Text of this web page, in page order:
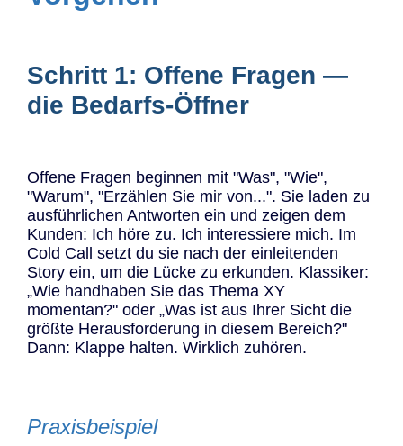
Schritt 1: Offene Fragen —
die Bedarfs-Öffner
Offene Fragen beginnen mit "Was", "Wie",
"Warum", "Erzählen Sie mir von...". Sie laden zu
ausführlichen Antworten ein und zeigen dem
Kunden: Ich höre zu. Ich interessiere mich. Im
Cold Call setzt du sie nach der einleitenden
Story ein, um die Lücke zu erkunden. Klassiker:
„Wie handhaben Sie das Thema XY
momentan?" oder „Was ist aus Ihrer Sicht die
größte Herausforderung in diesem Bereich?"
Dann: Klappe halten. Wirklich zuhören.
Praxisbeispiel